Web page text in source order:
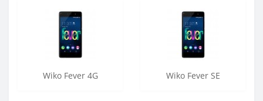
Wiko Fever 4G Wiko Fever SE